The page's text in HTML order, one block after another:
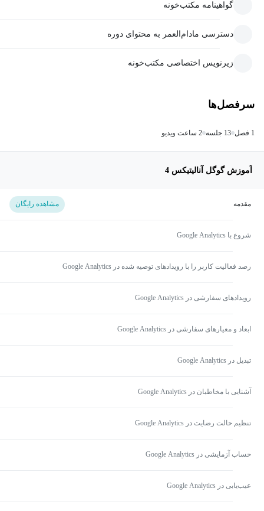
گواهینامه مکتب‌خونه
دسترسی مادام‌العمر به محتوای دوره
زیرنویس اختصاصی مکتب‌خونه
سرفصل‌ها
1 فصل 13 جلسه 2 ساعت ویدیو
آموزش گوگل آنالیتیکس 4
مقدمه مشاهده رایگان
شروع با Google Analytics
رصد فعالیت کاربر را با رویدادهای توصیه شده در Google Analytics
رویدادهای سفارشی در Google Analytics
ابعاد و معیارهای سفارشی در Google Analytics
تبدیل در Google Analytics
آشنایی با مخاطبان در Google Analytics
تنظیم حالت رضایت در Google Analytics
حساب آزمایشی در Google Analytics
عیب‌یابی در Google Analytics